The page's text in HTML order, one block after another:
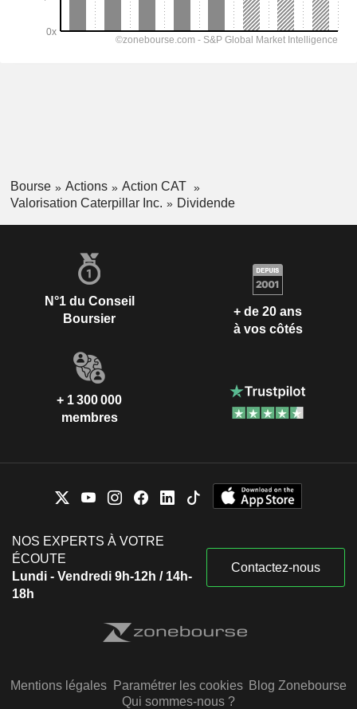
Bourse Actions
Action CAT
Valorisation Caterpillar Inc.
Dividende
N°1 du Conseil
Boursier
+ de 20 ans
à vos côtés
+ 1 300 000
membres
NOS EXPERTS À VOTRE
ÉCOUTE
Lundi - Vendredi 9h-12h / 14h-
18h
Contactez-nous
Mentions légales Paramétrer les cookies Blog Zonebourse
Qui sommes-nous ?